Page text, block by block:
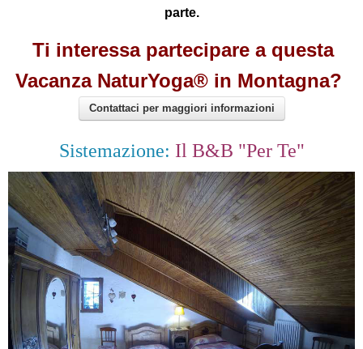
parte.
Ti interessa partecipare a questa
Vacanza NaturYoga® in Montagna?
Contattaci per maggiori informazioni
Sistemazione: Il B&B "Per Te"